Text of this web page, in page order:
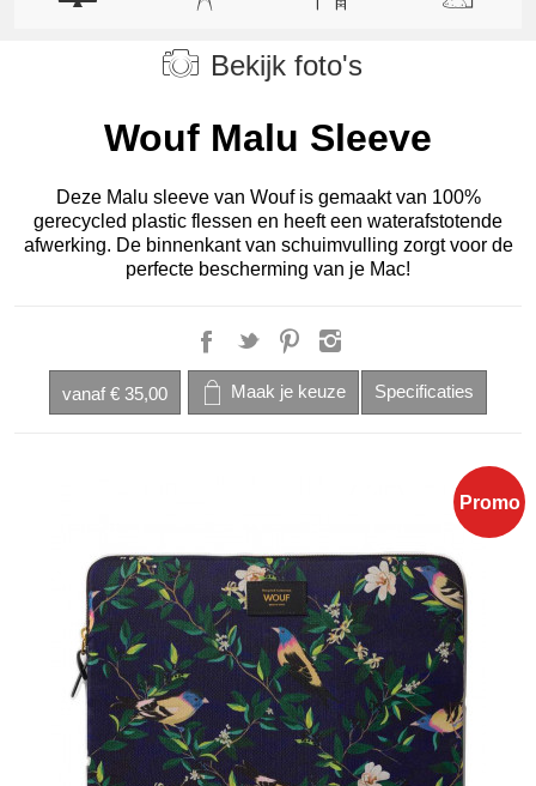
Bekijk foto's
Wouf Malu Sleeve
Deze Malu sleeve van Wouf is gemaakt van 100%
gerecycled plastic flessen en heeft een waterafstotende
afwerking. De binnenkant van schuimvulling zorgt voor de
perfecte bescherming van je Mac!
vanaf € 35,00
Promo